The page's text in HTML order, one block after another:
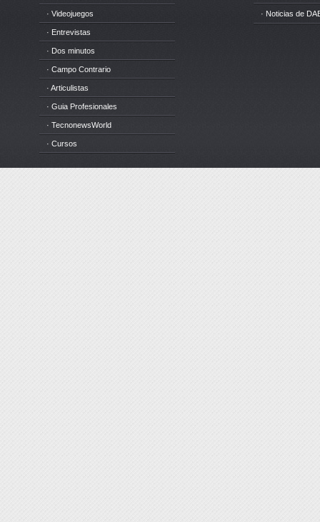
· Videojuegos
· Entrevistas
· Dos minutos
· Campo Contrario
· Articulistas
· Guia Profesionales
· TecnonewsWorld
· Cursos
· Noticias de